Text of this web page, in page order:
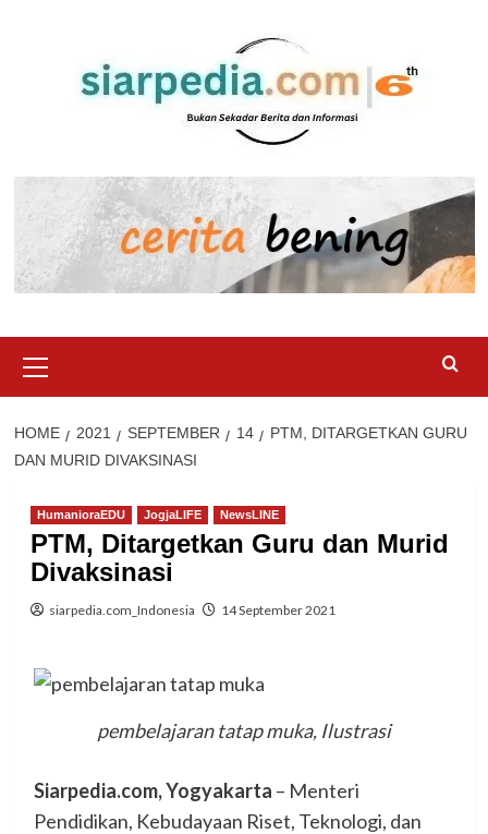
Menu
HOME 2021 SEPTEMBER 14
PTM, DITARGETKAN GURU
DAN MURID DIVAKSINASI
HumanioraEDU JogjaLIFE NewsLINE
PTM, Ditargetkan Guru dan Murid
Divaksinasi
siarpedia.com_Indonesia 14 September 2021
pembelajaran tatap muka, Ilustrasi
Siarpedia.com, Yogyakarta – Menteri
Pendidikan, Kebudayaan Riset, Teknologi, dan